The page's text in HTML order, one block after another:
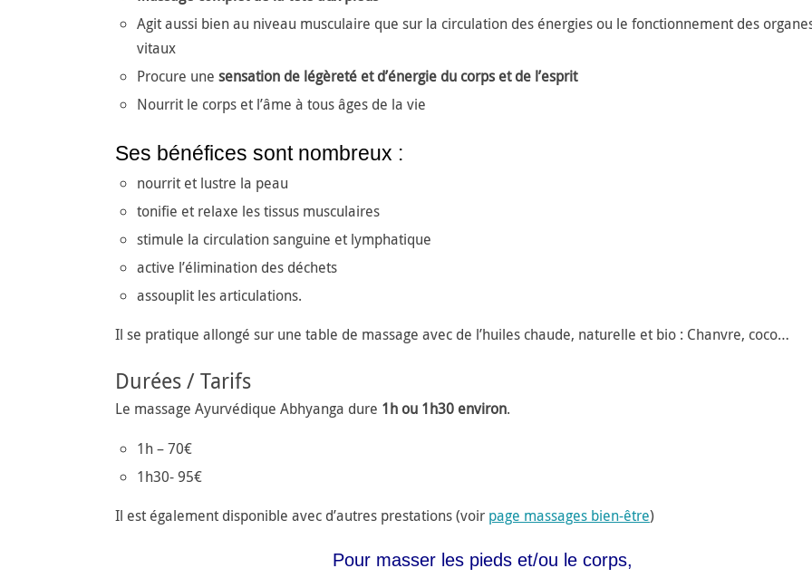
Agit aussi bien au niveau musculaire que sur la circulation des énergies ou le fonctionnement des
vitaux
Procure une sensation de légèreté et d’énergie du corps et de l’esprit
Nourrit le corps et l’âme à tous âges de la vie
Ses bénéfices sont nombreux :
nourrit et lustre la peau
tonifie et relaxe les tissus musculaires
stimule la circulation sanguine et lymphatique
active l’élimination des déchets
assouplit les articulations.
Il se pratique allongé sur une table de massage avec de l’huiles chaude, naturelle et bio : Chanvre, coco…
Durées / Tarifs
Le massage Ayurvédique Abhyanga dure 1h ou 1h30 environ.
1h – 70€
1h30- 95€
Il est également disponible avec d’autres prestations (voir page massages bien-être)
Pour masser les pieds et/ou le corps,